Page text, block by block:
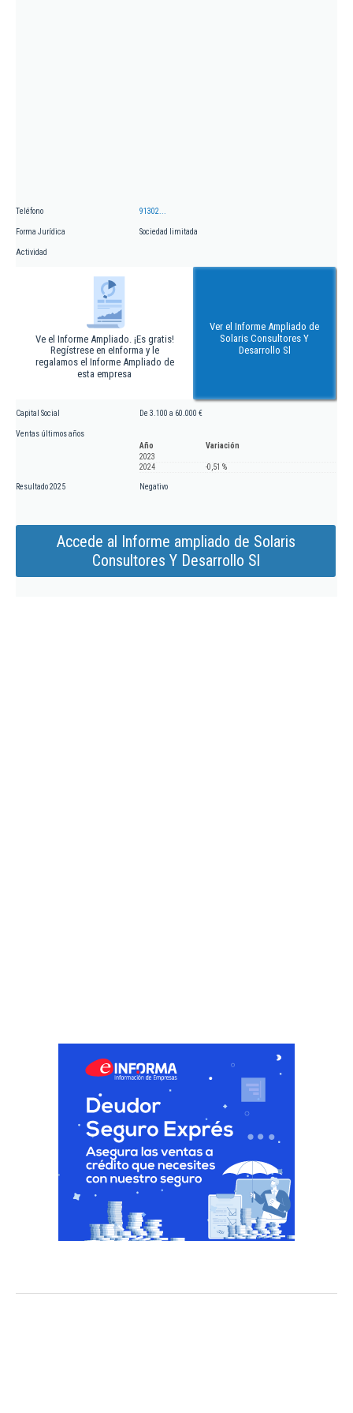
Teléfono 91302...
Forma Jurídica Sociedad limitada
Actividad
Ve el Informe Ampliado. ¡Es gratis!
Regístrese en eInforma y le
regalamos el Informe Ampliado de
esta empresa
Ver el Informe Ampliado de
Solaris Consultores Y
Desarrollo Sl
Capital Social De 3.100 a 60.000 €
Ventas últimos años
Año
Variación
2023
2024
-0,51 %
Resultado 2025 Negativo
Accede al Informe ampliado de Solaris
Consultores Y Desarrollo Sl